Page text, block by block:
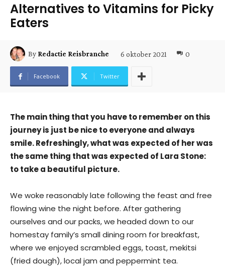
Alternatives to Vitamins for Picky
Eaters
By Redactie Reisbranche 6 oktober 2021 0
Facebook Twitter
The main thing that you have to remember on this
journey is just be nice to everyone and always
smile. Refreshingly, what was expected of her was
the same thing that was expected of Lara Stone:
to take a beautiful picture.
We woke reasonably late following the feast and free
flowing wine the night before. After gathering
ourselves and our packs, we headed down to our
homestay family’s small dining room for breakfast,
where we enjoyed scrambled eggs, toast, mekitsi
(fried dough), local jam and peppermint tea.